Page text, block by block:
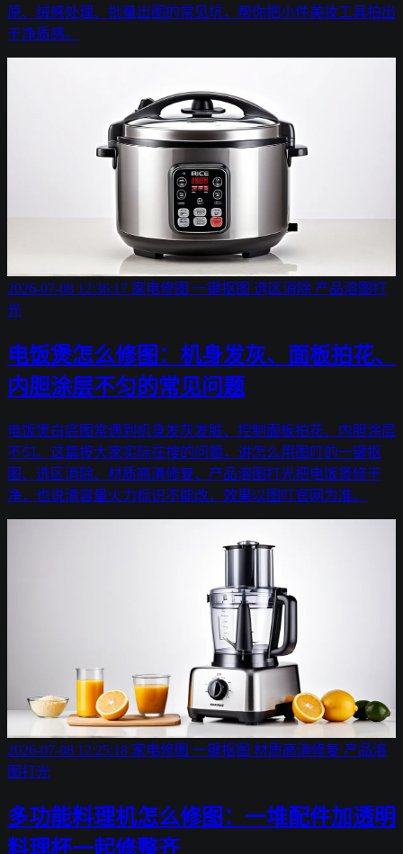
原、绒感处理、批量出图的常见坑，帮你把小件美妆工具拍出
干净质感。
2026-07-08 12:36:17 家电修图 一键抠图 选区消除 产品溶图打
光
电饭煲怎么修图：机身发灰、面板拍花、
内胆涂层不匀的常见问题
电饭煲白底图常遇到机身发灰发脏、控制面板拍花、内胆涂层
不匀。这篇按大家实际在搜的问题，讲怎么用图叮的一键抠
图、选区消除、材质高清修复、产品溶图打光把电饭煲修干
净，也说清容量火力标识不能改，效果以图叮官网为准。
2026-07-08 12:25:18 家电修图 一键抠图 材质高清修复 产品溶
图打光
多功能料理机怎么修图：一堆配件加透明
料理杯一起修整齐